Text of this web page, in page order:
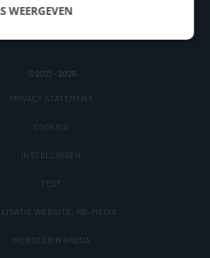
Contact
© 2021 - 2026
PRIVACY STATEMENT
COOKIES
INSTELLINGEN
TEST
WEBSITE: RB-MEDIA
WEBDESIGN BREDA
WEERGEVEN
Prestatie
van de website mogelijk, zoals
cookies.
Aanbieder
.linkedin.com